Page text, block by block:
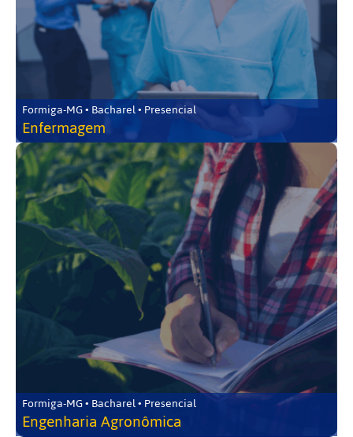
Formiga-MG • Bacharel • Presencial
Enfermagem
Formiga-MG • Bacharel • Presencial
Engenharia Agronômica